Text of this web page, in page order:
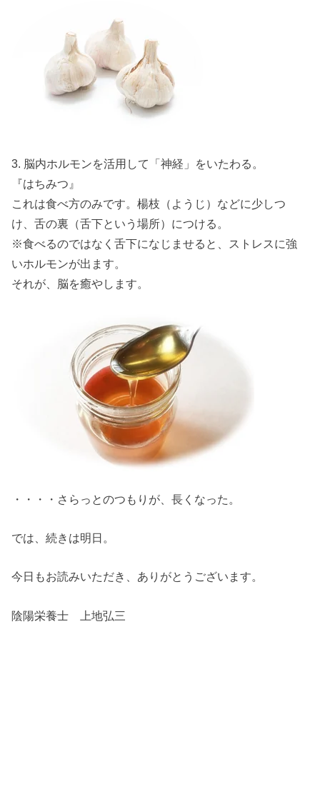
3. 脳内ホルモンを活用して「神経」をいたわる。
『はちみつ』
これは食べ方のみです。楊枝（ようじ）などに少しつ
け、舌の裏（舌下という場所）につける。
※食べるのではなく舌下になじませると、ストレスに強
いホルモンが出ます。
それが、脳を癒やします。
・・・・さらっとのつもりが、長くなった。
では、続きは明日。
今日もお読みいただき、ありがとうございます。
陰陽栄養士 上地弘三